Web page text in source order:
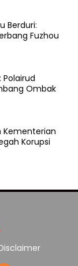
Berduri:
Fuzhou
Polairud
Ombak
Kementerian
Korupsi